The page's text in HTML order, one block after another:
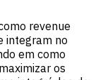
revenue
integram no
em como
os